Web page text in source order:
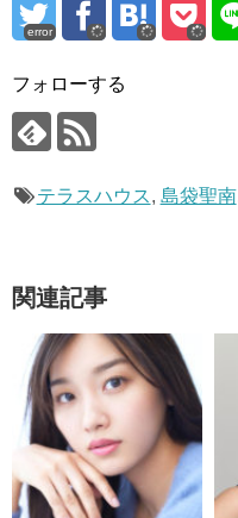
error
フォローする
テラスハウス, 島袋聖南
関連記事